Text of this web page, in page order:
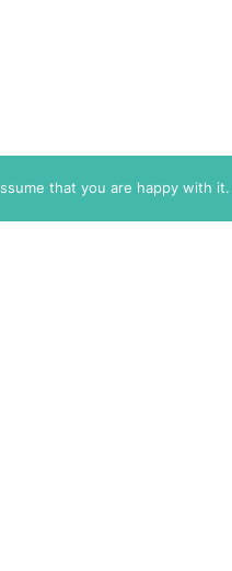
that you are happy with it.